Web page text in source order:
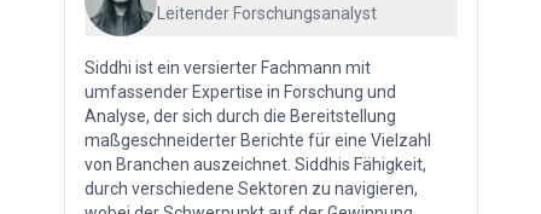
Leitender Forschungsanalyst
Siddhi ist ein versierter Fachmann mit
umfassender Expertise in Forschung und
Analyse, der sich durch die Bereitstellung
maßgeschneiderter Berichte für eine Vielzahl
von Branchen auszeichnet. Siddhis Fähigkeit,
durch verschiedene Sektoren zu navigieren,